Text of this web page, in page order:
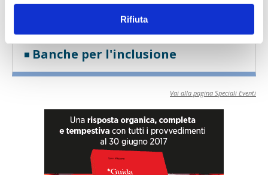
Rifiuta
Credito al Credito 2026
L’evento annuale promosso da ABI dedicato al Credito a
Famiglie e...
Banche per l'inclusione
Vai alla pagina Speciali Eventi